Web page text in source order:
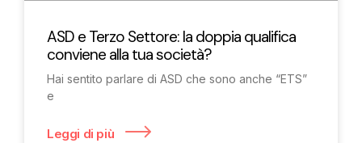
ASD e Terzo Settore: la doppia qualifica
conviene alla tua società?
Hai sentito parlare di ASD che sono anche “ETS”
e
Leggi di più